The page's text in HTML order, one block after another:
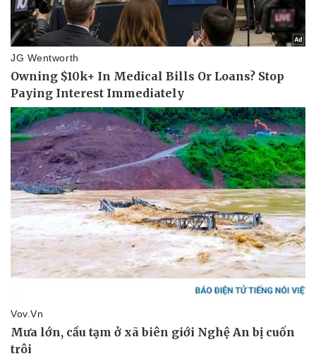
Pháp luật
Tin nóng
Quân sự - Quốc phòng
Vũ khí